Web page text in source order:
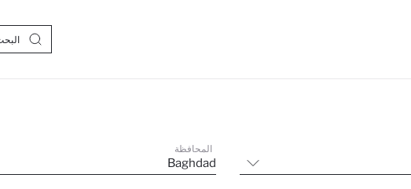
المحافظة
Baghdad